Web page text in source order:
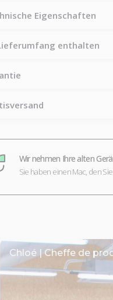
Eigenschaften
enthalten
Wir nehmen Ihre alten
Sie haben einen Mac, den